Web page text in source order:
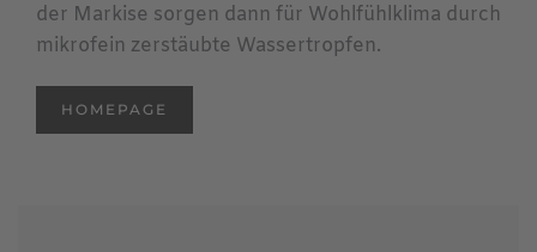
der Markise sorgen dann für Wohlfühlklima durch
mikrofein zerstäubte Wassertropfen.
HOMEPAGE